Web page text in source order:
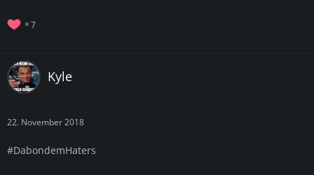
7
Kyle
22. November 2018
#DabondemHaters